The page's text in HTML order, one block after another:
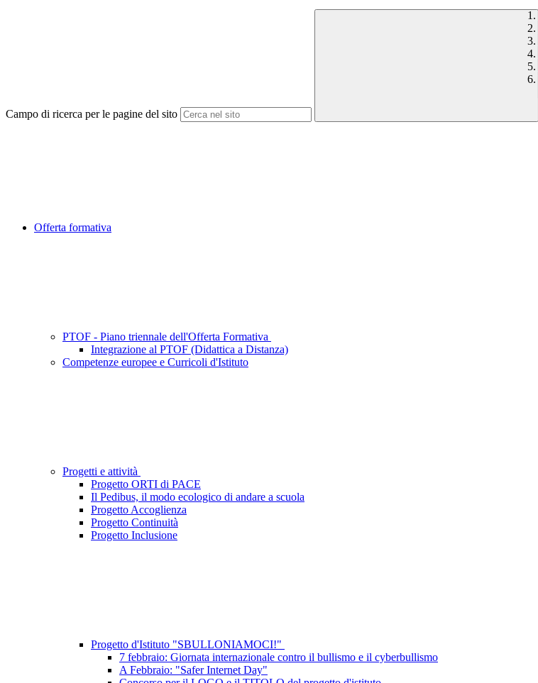
Campo di ricerca per le pagine del sito
Offerta formativa
PTOF - Piano triennale dell'Offerta Formativa
Integrazione al PTOF (Didattica a Distanza)
Competenze europee e Curricoli d'Istituto
Progetti e attività
Progetto ORTI di PACE
Il Pedibus, il modo ecologico di andare a scuola
Progetto Accoglienza
Progetto Continuità
Progetto Inclusione
Progetto d'Istituto "SBULLONIAMOCI!"
7 febbraio: Giornata internazionale contro il bullismo e il cyberbullismo
A Febbraio: "Safer Internet Day"